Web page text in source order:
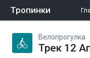
Тропинки
Велопрогулка
Трек 12